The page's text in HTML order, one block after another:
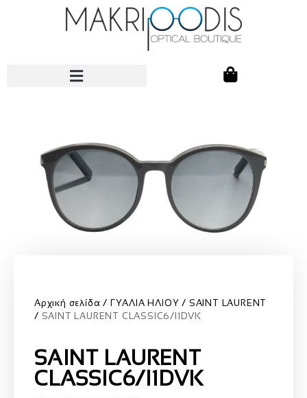
Αρχική σελίδα ΓΥΑΛΙΑ ΗΛΙΟΥ
SAINT LAURENT
SAINT LAURENT CLASSIC6/I1DVK
SAINT LAURENT
CLASSIC6/I1DVK